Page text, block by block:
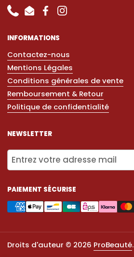
PhoneEmailFacebookInstagram
INFORMATIONS
Contactez-nous
Mentions Légales
Conditions générales de vente
Remboursement & Retour
Politique de confidentialité
NEWSLETTER
PAIEMENT SÉCURISE
Droits d'auteur © 2026 ProBeauté.